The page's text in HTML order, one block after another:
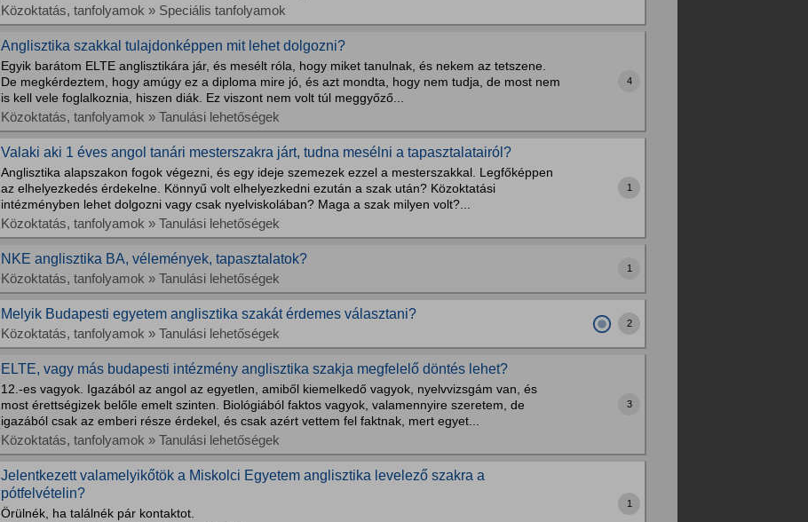
Közoktatás, tanfolyamok » Speciális tanfolyamok
Anglisztika szakkal tulajdonképpen mit lehet dolgozni?
Egyik barátom ELTE anglisztikára jár, és mesélt róla, hogy miket tanulnak, és nekem az tetszene.
De megkérdeztem, hogy amúgy ez a diploma mire jó, és azt mondta, hogy nem tudja, de most nem
is kell vele foglalkoznia, hiszen diák. Ez viszont nem volt túl meggyőző...
Közoktatás, tanfolyamok » Tanulási lehetőségek
4
Valaki aki 1 éves angol tanári mesterszakra járt, tudna mesélni a tapasztalatairól?
Anglisztika alapszakon fogok végezni, és egy ideje szemezek ezzel a mesterszakkal. Legfőképpen
az elhelyezkedés érdekelne. Könnyű volt elhelyezkedni ezután a szak után? Közoktatási
intézményben lehet dolgozni vagy csak nyelviskolában? Maga a szak milyen volt?...
Közoktatás, tanfolyamok » Tanulási lehetőségek
1
NKE anglisztika BA, vélemények, tapasztalatok?
Közoktatás, tanfolyamok » Tanulási lehetőségek
1
Melyik Budapesti egyetem anglisztika szakát érdemes választani?
Közoktatás, tanfolyamok » Tanulási lehetőségek
2
ELTE, vagy más budapesti intézmény anglisztika szakja megfelelő döntés lehet?
12.-es vagyok. Igazából az angol az egyetlen, amiből kiemelkedő vagyok, nyelvvizsgám van, és
most érettségizek belőle emelt szinten. Biológiából faktos vagyok, valamennyire szeretem, de
igazából csak az emberi része érdekel, és csak azért vettem fel faktnak, mert egyet...
Közoktatás, tanfolyamok » Tanulási lehetőségek
3
Jelentkezett valamelyikőtök a Miskolci Egyetem anglisztika levelező szakra a
pótfelvételin?
Örülnék, ha találnék pár kontaktot.
1